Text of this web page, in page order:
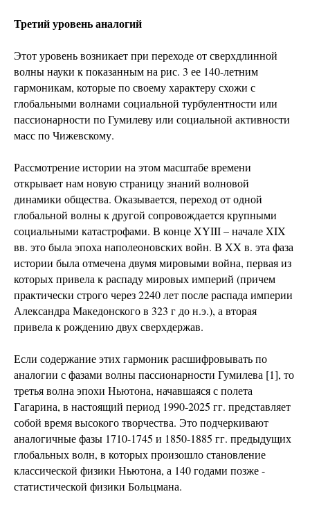
Третий уровень аналогий
Этот уровень возникает при переходе от сверхдлинной
волны науки к показанным на рис. 3 ее 140-летним
гармоникам, которые по своему характеру схожи с
глобальными волнами социальной турбулентности или
пассионарности по Гумилеву или социальной активности
масс по Чижевскому.
Рассмотрение истории на этом масштабе времени
открывает нам новую страницу знаний волновой
динамики общества. Оказывается, переход от одной
глобальной волны к другой сопровождается крупными
социальными катастрофами. В конце XYIII – начале XIX
вв. это была эпоха наполеоновских войн. В XX в. эта фаза
истории была отмечена двумя мировыми война, первая из
которых привела к распаду мировых империй (причем
практически строго через 2240 лет после распада империи
Александра Македонского в 323 г до н.э.), а вторая
привела к рождению двух сверхдержав.
Если содержание этих гармоник расшифровывать по
аналогии с фазами волны пассионарности Гумилева [1], то
третья волна эпохи Ньютона, начавшаяся с полета
Гагарина, в настоящий период 1990-2025 гг. представляет
собой время высокого творчества. Это подчеркивают
аналогичные фазы 1710-1745 и 1850-1885 гг. предыдущих
глобальных волн, в которых произошло становление
классической физики Ньютона, а 140 годами позже -
статистической физики Больцмана.